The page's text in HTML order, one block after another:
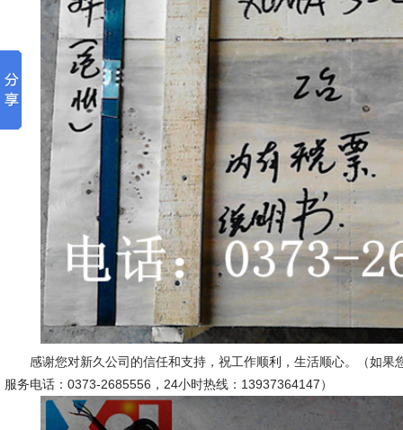
感谢您对新久公司的信任和支持，祝工作顺利，生活顺心。（如果
服务电话：0373-2685556，24小时热线：13937364147）